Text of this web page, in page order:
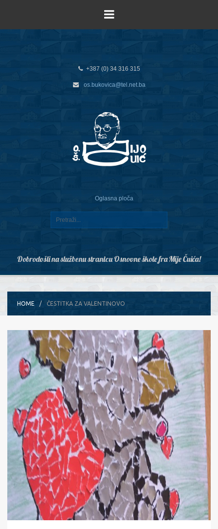
+387 (0) 34 316 315
os.bukovica@tel.net.ba
Oglasna ploča
Dobrodošli na službenu stranicu Osnovne škole fra Mije Čuića!
HOME ČESTITKA ZA VALENTINOVO